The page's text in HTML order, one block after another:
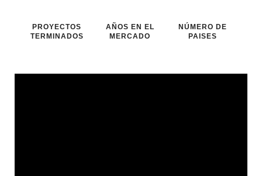
PROYECTOS
TERMINADOS
AÑOS EN EL
MERCADO
NÚMERO DE
PAISES